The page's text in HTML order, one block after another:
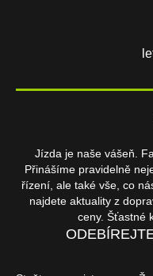
Jízda je naše vášeň.
Přinášíme pravidelně
řízení, ale také vše, co
najdete aktuality z
ceny. Šťastné